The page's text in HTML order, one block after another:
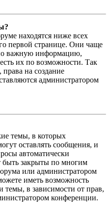
находятся ниже всех
первой странице. Они чаще
важную информацию,
их по возможности. Так
на создание
администратором
темы, в которых
оставлять сообщения, и
автоматически
быть закрыты по многим
или администратором
иметь возможность
темы, в зависимости от прав,
конференции.